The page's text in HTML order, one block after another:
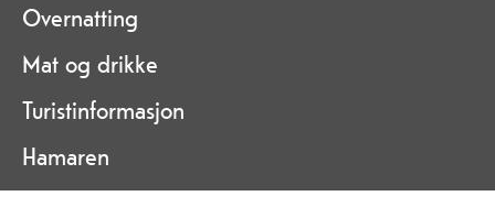
Overnatting
Mat og drikke
Turistinformasjon
Hamaren